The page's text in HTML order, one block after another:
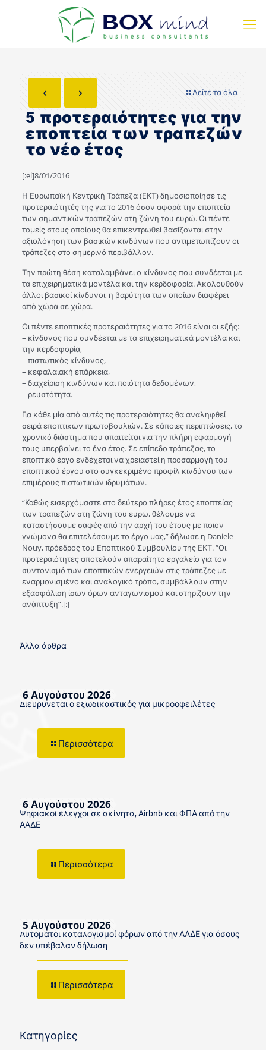
Δείτε τα όλα
5 προτεραιότητες για την
εποπτεία των τραπεζών
το νέο έτος
[:el]8/01/2016
Η Ευρωπαϊκή Κεντρική Τράπεζα (ΕΚΤ) δημοσιοποίησε τις
προτεραιότητές της για το 2016 όσον αφορά την εποπτεία
των σημαντικών τραπεζών στη ζώνη του ευρώ. Οι πέντε
τομείς στους οποίους θα επικεντρωθεί βασίζονται στην
αξιολόγηση των βασικών κινδύνων που αντιμετωπίζουν οι
τράπεζες στο σημερινό περιβάλλον.
Την πρώτη θέση καταλαμβάνει ο κίνδυνος που συνδέεται με
τα επιχειρηματικά μοντέλα και την κερδοφορία. Ακολουθούν
άλλοι βασικοί κίνδυνοι, η βαρύτητα των οποίων διαφέρει
από χώρα σε χώρα.
Οι πέντε εποπτικές προτεραιότητες για το 2016 είναι οι εξής:
– κίνδυνος που συνδέεται με τα επιχειρηματικά μοντέλα και
την κερδοφορία,
– πιστωτικός κίνδυνος,
– κεφαλαιακή επάρκεια,
– διαχείριση κινδύνων και ποιότητα δεδομένων,
– ρευστότητα.
Για κάθε μία από αυτές τις προτεραιότητες θα αναληφθεί
σειρά εποπτικών πρωτοβουλιών. Σε κάποιες περιπτώσεις, το
χρονικό διάστημα που απαιτείται για την πλήρη εφαρμογή
τους υπερβαίνει το ένα έτος. Σε επίπεδο τράπεζας, το
εποπτικό έργο ενδέχεται να χρειαστεί η προσαρμογή του
εποπτικού έργου στο συγκεκριμένο προφίλ κινδύνου των
επιμέρους πιστωτικών ιδρυμάτων.
“Καθώς εισερχόμαστε στο δεύτερο πλήρες έτος εποπτείας
των τραπεζών στη ζώνη του ευρώ, θέλουμε να
καταστήσουμε σαφές από την αρχή του έτους με ποιον
γνώμονα θα επιτελέσουμε το έργο μας,” δήλωσε η Daniele
Nouy, πρόεδρος του Εποπτικού Συμβουλίου της ΕΚΤ. “Οι
προτεραιότητες αποτελούν απαραίτητο εργαλείο για τον
συντονισμό των εποπτικών ενεργειών στις τράπεζες με
εναρμονισμένο και αναλογικό τρόπο, συμβάλλουν στην
εξασφάλιση ίσων όρων ανταγωνισμού και στηρίζουν την
ανάπτυξη”.[:]
Άλλα άρθρα
6 Αυγούστου 2026
Διευρύνεται ο εξωδικαστικός για μικροοφειλέτες
Περισσότερα
6 Αυγούστου 2026
Ψηφιακοί έλεγχοι σε ακίνητα, Airbnb και ΦΠΑ από την
ΑΑΔΕ
Περισσότερα
5 Αυγούστου 2026
Αυτόματοι καταλογισμοί φόρων από την ΑΑΔΕ για όσους
δεν υπέβαλαν δήλωση
Περισσότερα
Κατηγορίες